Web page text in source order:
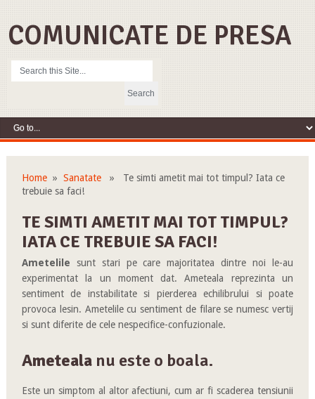
COMUNICATE DE PRESA
Home» Sanatate» Te simti ametit mai tot timpul? Iata ce
trebuie sa faci!
TE SIMTI AMETIT MAI TOT TIMPUL?
IATA CE TREBUIE SA FACI!
Ametelile sunt stari pe care majoritatea dintre noi le-au
experimentat la un moment dat. Ameteala reprezinta un
sentiment de instabilitate si pierderea echilibrului si poate
provoca lesin. Ametelile cu sentiment de filare se numesc vertij
si sunt diferite de cele nespecifice-confuzionale.
Ametealanu este o boala.
Este un simptom al altor afectiuni, cum ar fi scaderea tensiunii